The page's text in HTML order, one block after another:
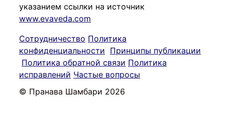
указанием ссылки на источник
www.evaveda.com
Сотрудничество Политика
конфиденциальности Принципы публикации
Политика обратной связи Политика
исправлений Частые вопросы
© Пранава Шамбари 2026